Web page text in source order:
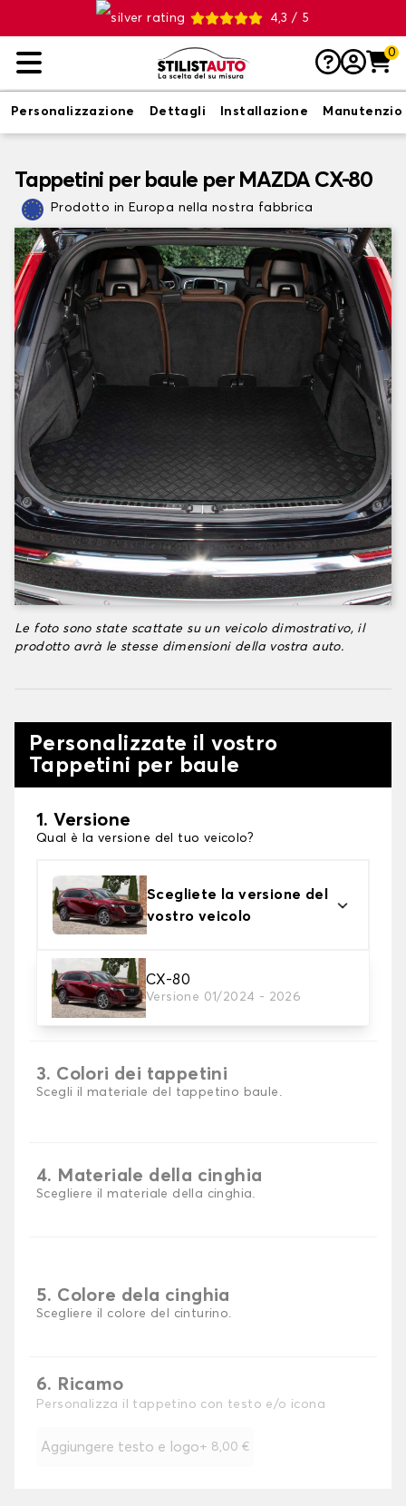
4,3 / 5
0
Personalizzazione Dettagli Installazione
Tappetini per baule per MAZDA CX-80
Prodotto in Europa nella nostra fabbrica
Le foto sono state scattate su un veicolo dimostrativo, il
prodotto avrà le stesse dimensioni della vostra auto.
Personalizzate il vostro
Tappetini per baule
1. Versione
Qual è la versione del tuo veicolo?
Scegliete la versione del
vostro veicolo
CX-80
Versione 01/2024 - 2026
2. Materiale
scegli il materiale del tappetini per baule
3. Colori dei tappetini
Scegli il materiale del tappetino baule.
4. Materiale della cinghia
Scegliere il materiale della cinghia.
5. Colore dela cinghia
Scegliere il colore del cinturino.
6. Ricamo
Personalizza il tappetino con testo e/o icona
Aggiungere testo e logo+ 8,00 €